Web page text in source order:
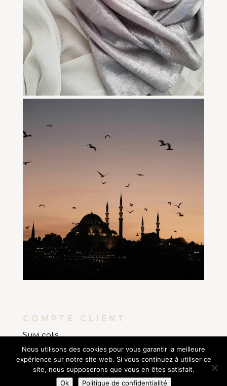
COMPTE CLIENT
Suivi colis
Mon compte
Mes commandes
AMANIA BOUTIQUECOPYRIGHT © 2021. SITE
Nous utilisons des cookies pour vous garantir la meilleure
expérience sur notre site web. Si vous continuez à utiliser ce
site, nous supposerons que vous en êtes satisfait.
Ok
Politique de confidentialité